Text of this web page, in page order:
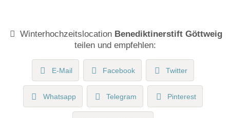
Winterhochzeitslocation Benediktinerstift Göttweig
teilen und empfehlen:
E-Mail Facebook Twitter
Whatsapp Telegram Pinterest